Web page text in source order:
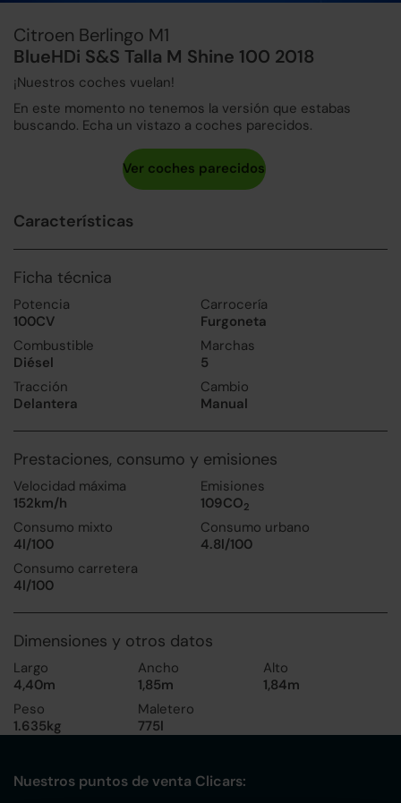
Citroen Berlingo M1
BlueHDi S&S Talla M Shine 100 2018
¡Nuestros coches vuelan!
En este momento no tenemos la versión que estabas
buscando. Echa un vistazo a coches parecidos.
Características
Ficha técnica
Potencia
100CV
Carrocería
Furgoneta
Combustible
Diésel
Marchas
5
Tracción
Delantera
Cambio
Manual
Prestaciones, consumo y emisiones
Velocidad máxima
152km/h
Emisiones
109CO2
Consumo mixto
4l/100
Consumo urbano
4.8l/100
Consumo carretera
4l/100
Dimensiones y otros datos
Largo
4,40m
Ancho
1,85m
Alto
1,84m
Peso
1.635kg
Maletero
775l
Nuestros puntos de venta Clicars: